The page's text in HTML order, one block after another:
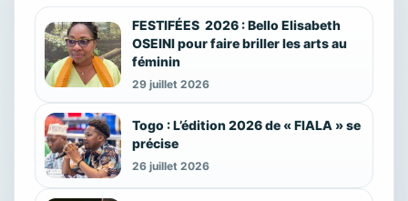
FESTIFÉES 2026 : Bello Elisabeth
OSEINI pour faire briller les arts au
féminin
29 juillet 2026
Togo : L’édition 2026 de « FIALA » se
précise
26 juillet 2026